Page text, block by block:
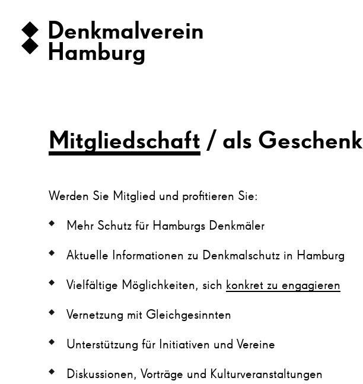
Denkmalverein
Hamburg
Mitgliedschaft als Geschenk
Werden Sie Mitglied und profitieren Sie:
Mehr Schutz für Hamburgs Denkmäler
Aktuelle Informationen zu Denkmalschutz in Hamburg
Vielfältige Möglichkeiten, sich konkret zu engagieren
Vernetzung mit Gleichgesinnten
Unterstützung für Initiativen und Vereine
Diskussionen, Vorträge und Kulturveranstaltungen